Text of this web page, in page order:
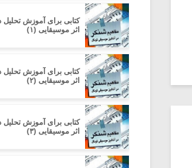
کتابی برای آموزش تحلیل
اثر موسیقایی (۱)
کتابی برای آموزش تحلیل
اثر موسیقایی (۲)
کتابی برای آموزش تحلیل
اثر موسیقایی (۳)